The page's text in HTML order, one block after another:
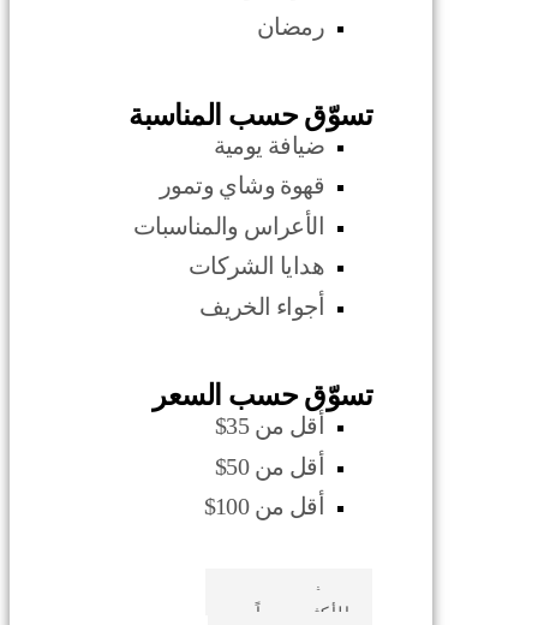
رمضان
تسوّق حسب المناسبة
ضيافة يومية
قهوة وشاي وتمور
الأعراس والمناسبات
هدايا الشركات
أجواء الخريف
تسوّق حسب السعر
أقل من 35$
أقل من 50$
أقل من 100$
صدف بحري
الأكثر مبيعاً